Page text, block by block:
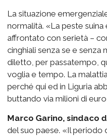
La situazione
normalità. «La peste
affrontato con serietà –
cinghiali senza se e senza
diletto, per passatempo,
voglia e tempo. La
perché qui ed in Liguria
buttando via milioni di
Marco Garino, sindaco
del suo paese. «Il